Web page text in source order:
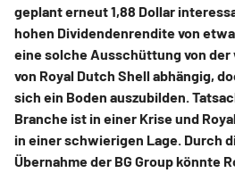
geplant erneut 1,88 Dollar
hohen Dividendenrendite von
eine solche Ausschüttung von
von Royal Dutch Shell abhängig,
sich ein Boden auszubilden.
Branche ist in einer Krise und
in einer schwierigen Lage. Durch
Übernahme der BG Group könnte